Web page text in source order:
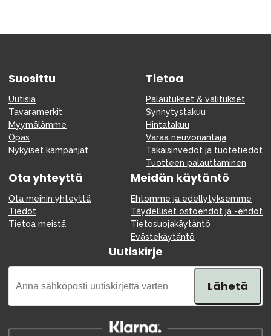
Suosittu
Uutisia
Tavaramerkit
Myymälämme
Opas
Nykyiset kampanjat
Tietoa
Palautukset & valitukset
Synnytystakuu
Hintatakuu
Varaa neuvonantaja
Takaisinvedot ja tuotetiedot
Tuotteen palauttaminen
Ota yhteyttä
Ota meihin yhteyttä
Tiedot
Tietoa meistä
Meidän käytäntö
Ehtomme ja edellytyksemme
Täydelliset ostoehdot ja -ehdot
Tietosuojakäytäntö
Evästekäytäntö
Uutiskirje
Lähetä